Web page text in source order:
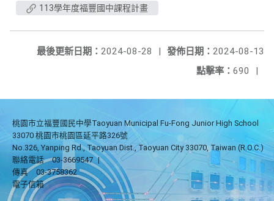
113學年度福豐國中課程計畫
發佈日期： 2024-08-13
最後更新日期： 2024-08-28
|
點擊率： 690 |
桃園市立福豐國民中學Taoyuan Municipal Fu-Fong Junior High School
33070 桃園市桃園區延平路326號
No.326, Yanping Rd., Taoyuan Dist., Taoyuan City 33070, Taiwan (R.O.C.)
聯絡電話
03-3669547 |
傳真
03-3758362
電子信箱